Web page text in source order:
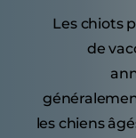
Les chiots
de
les chiens